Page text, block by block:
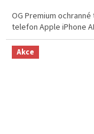
OG Premium
telefon Apple iPhone
Akce